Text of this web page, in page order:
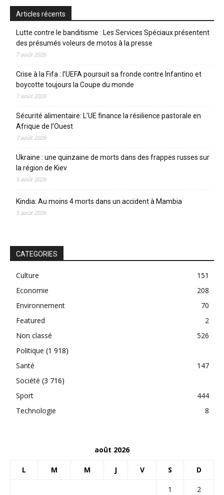
Articles récents
Lutte contre le banditisme : Les Services Spéciaux présentent
des présumés voleurs de motos à la presse
7 août 2026
Crise à la Fifa : l’UEFA poursuit sa fronde contre Infantino et
boycotte toujours la Coupe du monde
7 août 2026
Sécurité alimentaire: L’UE finance la résilience pastorale en
Afrique de l’Ouest
7 août 2026
Ukraine : une quinzaine de morts dans des frappes russes sur
la région de Kiev
5 août 2026
Kindia: Au moins 4 morts dans un accident à Mambia
5 août 2026
CATEGORIES
Culture
151
Economie
208
Environnement
70
Featured
2
Non classé
526
Politique (1 918)
Santé
147
Société (3 716)
Sport
444
Technologie
8
août 2026
L M M J V S D
1
2